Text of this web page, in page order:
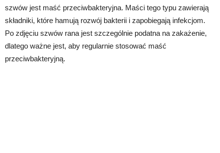
szwów jest maść przeciwbakteryjna. Maści tego typu zawierają
składniki, które hamują rozwój bakterii i zapobiegają infekcjom.
Po zdjęciu szwów rana jest szczególnie podatna na zakażenie,
dlatego ważne jest, aby regularnie stosować maść
przeciwbakteryjną.